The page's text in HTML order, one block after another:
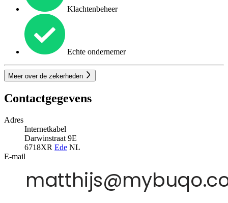
Klachtenbeheer
Echte ondernemer
Meer over de zekerheden
Contactgegevens
Adres
Internetkabel
Darwinstraat 9E
6718XR Ede NL
E-mail